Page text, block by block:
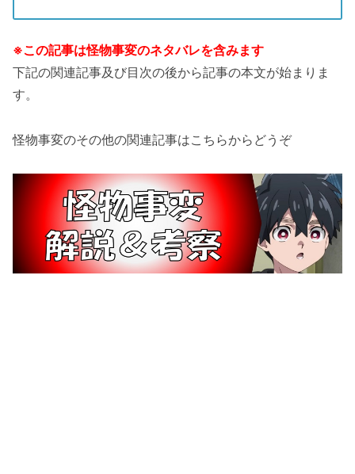
※この記事は怪物事変のネタバレを含みます
下記の関連記事及び目次の後から記事の本文が始まりま
す。
怪物事変のその他の関連記事はこちらからどうぞ